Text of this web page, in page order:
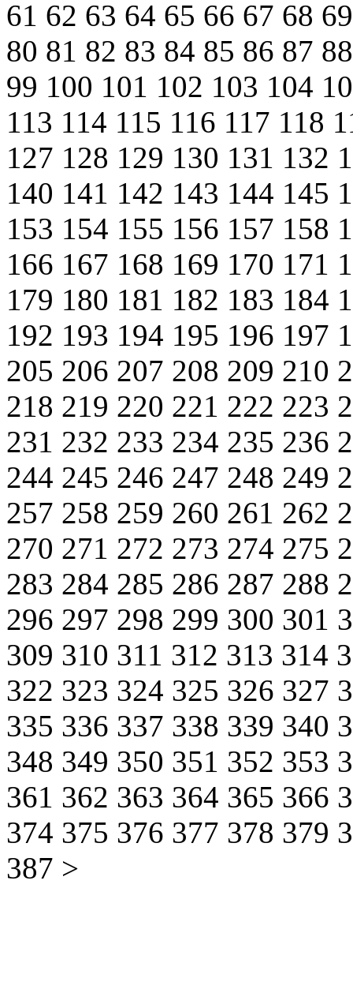
61 62 63 64 65 66 67 68
80 81 82 83 84 85 86 87
99 100 101 102 103 104
113 114 115 116 117 118
127 128 129 130 131 132
140 141 142 143 144 145
153 154 155 156 157 158
166 167 168 169 170 171
179 180 181 182 183 184
192 193 194 195 196 197
205 206 207 208 209 210
218 219 220 221 222 223
231 232 233 234 235 236
244 245 246 247 248 249
257 258 259 260 261 262
270 271 272 273 274 275
283 284 285 286 287 288
296 297 298 299 300 301
309 310 311 312 313 314
322 323 324 325 326 327
335 336 337 338 339 340
348 349 350 351 352 353
361 362 363 364 365 366
374 375 376 377 378 379
387 >